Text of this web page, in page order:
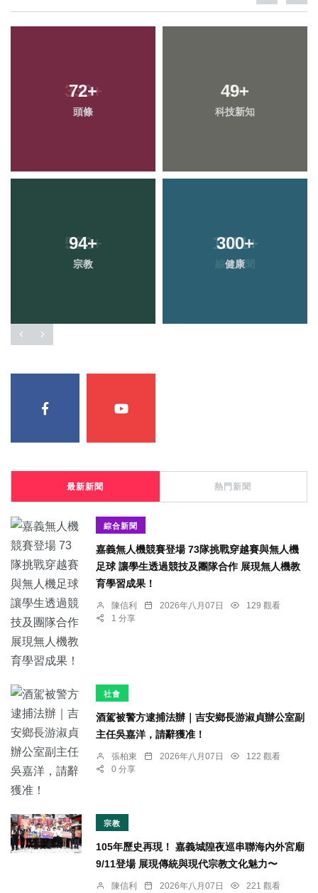
72+
頭條
49+
科技新知
94+
宗教
300+
健康
最新新聞 熱門新聞
綜合新聞
嘉義無人機競賽登場 73隊挑戰穿越賽與無人機
足球 讓學生透過競技及團隊合作 展現無人機教
育學習成果！
陳信利 2026年八月07日
129 觀看
1 分享
社會
酒駕被警方逮捕法辦｜吉安鄉長游淑貞辦公室副
主任吳嘉洋，請辭獲准！
張柏東 2026年八月07日
122 觀看
0 分享
宗教
105年歷史再現！ 嘉義城隍夜巡串聯海內外宮廟
9/11登場 展現傳統與現代宗教文化魅力〜
陳信利 2026年八月07日
221 觀看